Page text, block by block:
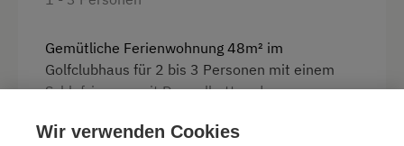
Gemütliche Ferienwohnung 48m² im
Golfclubhaus für 2 bis 3 Personen mit einem
Schlafzimmer mit Doppelbett und
Badewanne) und WC sind getrennt, Vorraum mit
Wir verwenden Cookies